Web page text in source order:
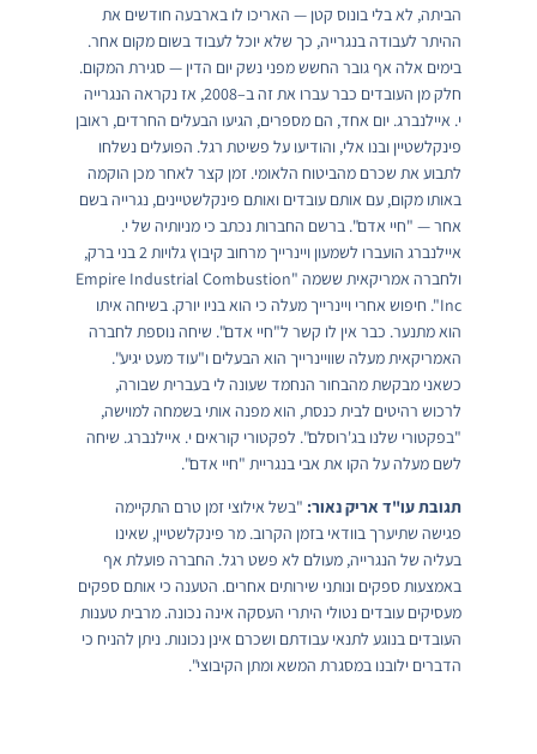
הביתה, לא בלי בונוס קטן — האריכו לו בארבעה חודשים את
ההיתר לעבודה בנגרייה, כך שלא יוכל לעבוד בשום מקום אחר.
בימים אלה אף גובר החשש מפני נשק יום הדין — סגירת המקום.
חלק מן העובדים כבר עברו את זה ב–2008, אז נקראה הנגרייה
י. איילנברג. יום אחד, הם מספרים, הגיעו הבעלים החרדים, ראובן
פינקלשטיין ובנו אלי, והודיעו על פשיטת רגל. הפועלים נשלחו
לתבוע את שכרם מהביטוח הלאומי. זמן קצר לאחר מכן הוקמה
באותו מקום, עם אותם עובדים ואותם פינקלשטיינים, נגרייה בשם
אחר — "חיי אדם". ברשם החברות נכתב כי מניותיה של י.
איילנברג הועברו לשמעון ויינרייך מרחוב קיבוץ גלויות 2 בני ברק,
ולחברה אמריקאית ששמה "Empire Industrial Combustion
Inc". חיפוש אחרי ויינרייך מעלה כי הוא בניו יורק. בשיחה איתו
הוא מתנער. כבר אין לו קשר ל"חיי אדם". שיחה נוספת לחברה
האמריקאית מעלה שוויינרייך הוא הבעלים ו"עוד מעט יגיע".
כשאני מבקשת מהבחור הנחמד שעונה לי בעברית שבורה,
לרכוש רהיטים לבית כנסת, הוא מפנה אותי בשמחה למוישה,
"בפקטורי שלנו בג'רוסלם". לפקטורי קוראים י. איילנברג. שיחה
לשם מעלה על הקו את אבי בנגריית "חיי אדם".
תגובת עו"ד אריק נאור:"בשל אילוצי זמן טרם התקיימה
פגישה שתיערך בוודאי בזמן הקרוב. מר פינקלשטיין, שאינו
בעליה של הנגרייה, מעולם לא פשט רגל. החברה פועלת אף
באמצעות ספקים ונותני שירותים אחרים. הטענה כי אותם ספקים
מעסיקים עובדים נטולי היתרי העסקה אינה נכונה. מרבית טענות
העובדים בנוגע לתנאי עבודתם ושכרם אינן נכונות. ניתן להניח כי
הדברים ילובנו במסגרת המשא ומתן הקיבוצי".